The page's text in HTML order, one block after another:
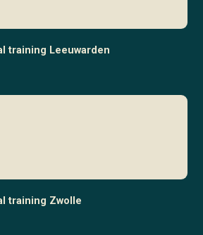
training Leeuwarden
training Zwolle